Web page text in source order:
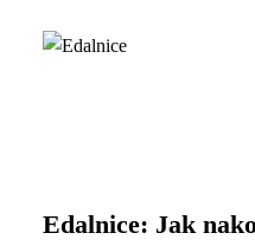
Edalnice: Jak